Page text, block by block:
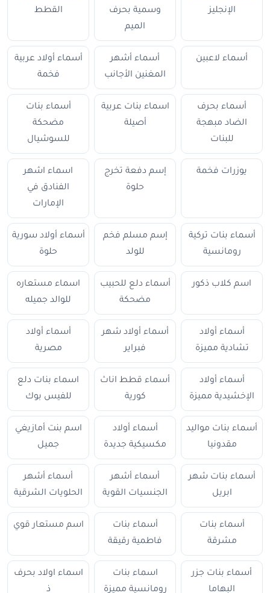
الإنجليز
وسمية بحرف
الميم
القطط
أسماء لاعبين
أسماء أشهر
المغنين الأجانب
أسماء أولاد عربية
فخمة
أسماء بحرف
الضاد مبهجة
للبنات
اسماء بنات عربية
أصيلة
أسماء بنات
مضحكة
للسوشيال
يوزرات فخمة
إسم دفعة تخرج
حلوة
اسماء اشهر
الفنادق في
الإمارات
أسماء بنات تركية
رومانسية
إسم مسلم فخم
للولد
أسماء أولاد سورية
حلوة
اسم كلاب ذكور
أسماء دلع للحبيب
مضحكة
اسماء مستعاره
للوالد جميله
أسماء أولاد
تشادية مميزة
أسماء أولاد شهر
فبراير
أسماء أولاد
مصرية
أسماء أولاد
الإخشيدية مميزة
أسماء قطط اناث
كورية
اسماء بنات دلع
للفيس بوك
أسماء بنات مواليد
مقدونيا
أسماء أولاد
مكسيكية جديدة
اسم بنت أمازيغي
جميل
أسماء بنات شهر
ابريل
أسماء أشهر
الجنسيات القوية
أسماء أشهر
الحلويات الشرقية
أسماء بنات
مشرقة
أسماء بنات
فاطمية رقيقة
اسم مستعار قوي
أسماء بنات جزر
البهاما
اسماء بنات
رومانسية مميزة
اسماء اولاد بحرف
ذ